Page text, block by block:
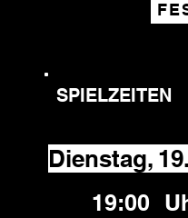
SPIELZEITEN
Dienstag,
19:00